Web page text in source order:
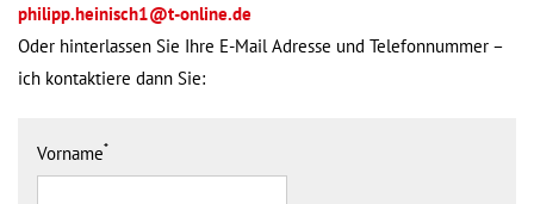
philipp.heinisch1@t-online.de
Oder hinterlassen Sie Ihre E-Mail Adresse und Telefonnummer –
ich kontaktiere dann Sie:
Vorname*